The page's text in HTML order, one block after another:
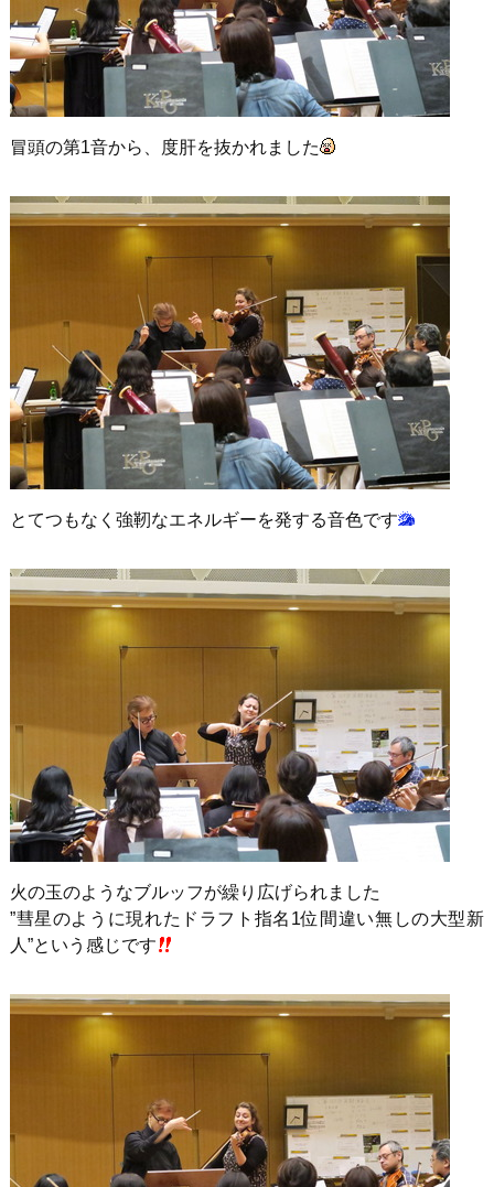
冒頭の第1音から、度肝を抜かれました
とてつもなく強靭なエネルギーを発する音色です
火の玉のようなブルッフが繰り広げられました
”彗星のように現れたドラフト指名1位間違い無しの大型新
人”という感じです